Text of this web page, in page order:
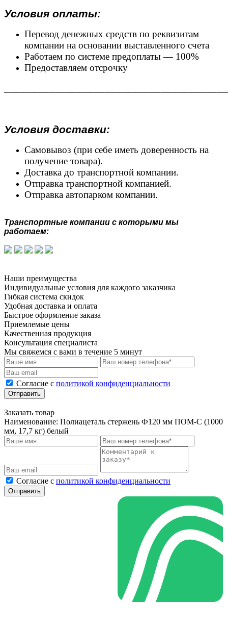
Условия оплаты:
Перевод денежных средств по реквизитам
компании на основании выставленного счета
Работаем по системе предоплаты — 100%
Предоставляем отсрочку
Условия доставки:
Самовывоз (при себе иметь доверенность на
получение товара).
Доставка до транспортной компании.
Отправка транспортной компанией.
Отправка автопарком компании.
Транспортные компании с которыми мы
работаем:
Наши преимущества
Индивидуальные условия для каждого заказчика
Гибкая система скидок
Удобная доставка и оплата
Быстрое оформление заказа
Приемлемые цены
Качественная продукция
Консультация специалиста
Мы свяжемся с вами в течение 5 минут
Cогласие с политикой конфиденциальности
Отправить
Заказать товар
Наименование: Полиацеталь стержень Ф120 мм ПОМ-С (1000
мм, 17,7 кг) белый
Cогласие с политикой конфиденциальности
Отправить